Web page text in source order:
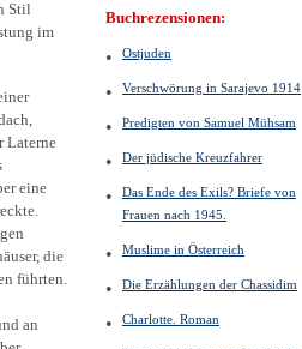
Stil
im
Laterne
eine
die
führten.
an
Buchrezensionen:
Ostjuden
Verschwörung in Sarajevo 1914
Predigten von Samuel Mühsam
Der jüdische Kreuzfahrer
Das Ende des Exils? Briefe von
Frauen nach 1945.
Muslime in Österreich
Die Erzählungen der Chassidim
Charlotte. Roman